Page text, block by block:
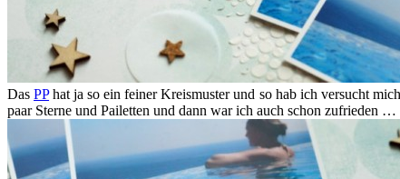
DasPPhat ja so ein feiner Kreismuster und so hab ich versucht
paar Sterne und Pailetten und dann war ich auch schon zufrieden …